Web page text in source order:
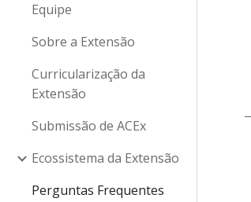
Equipe
Sobre a Extensão
Curricularização da
Extensão
Submissão de ACEx
Ecossistema da Extensão
Perguntas Frequentes